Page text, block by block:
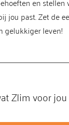
en stellen
jou past. Zet de
gelukkiger leven!
Zlim voor